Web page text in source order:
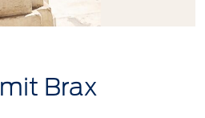
mit Brax